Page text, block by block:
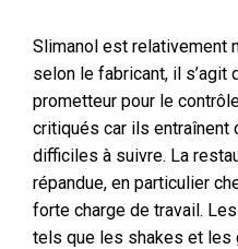
Slimanol est relativement
selon le fabricant, il s’agit
prometteur pour le
critiqués car ils
difficiles à suivre. La
répandue, en particulier
forte charge de travail.
tels que les shakes et